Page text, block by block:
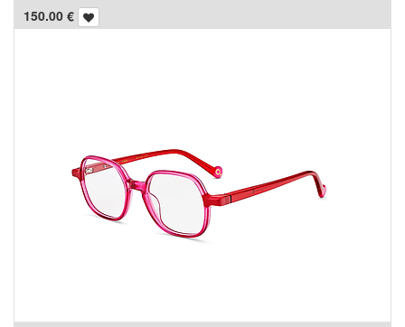
150.00 €